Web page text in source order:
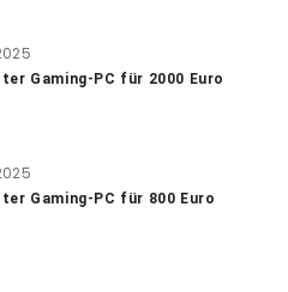
Gaming-PC für 2000 Euro
Gaming-PC für 800 Euro